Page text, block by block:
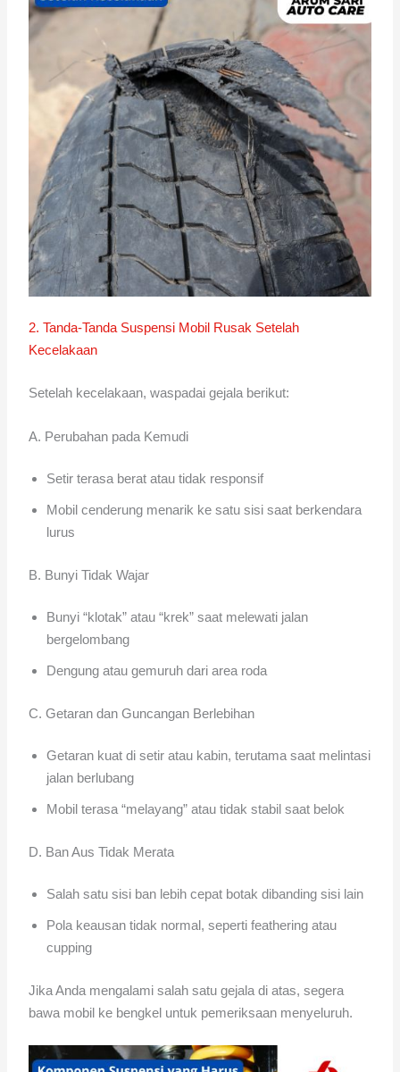
2. Tanda-Tanda Suspensi Mobil Rusak Setelah
Kecelakaan
Setelah kecelakaan, waspadai gejala berikut:
A. Perubahan pada Kemudi
Setir terasa berat atau tidak responsif
Mobil cenderung menarik ke satu sisi saat berkendara
lurus
B. Bunyi Tidak Wajar
Bunyi “klotak” atau “krek” saat melewati jalan
bergelombang
Dengung atau gemuruh dari area roda
C. Getaran dan Guncangan Berlebihan
Getaran kuat di setir atau kabin, terutama saat melintasi
jalan berlubang
Mobil terasa “melayang” atau tidak stabil saat belok
D. Ban Aus Tidak Merata
Salah satu sisi ban lebih cepat botak dibanding sisi lain
Pola keausan tidak normal, seperti feathering atau
cupping
Jika Anda mengalami salah satu gejala di atas, segera
bawa mobil ke bengkel untuk pemeriksaan menyeluruh.